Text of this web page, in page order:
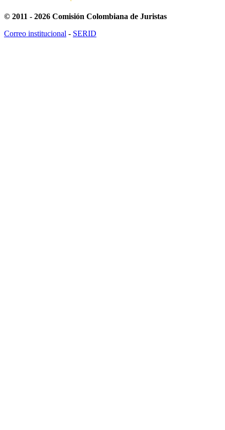
© 2011 - 2026 Comisión Colombiana de Juristas
Correo institucional - SERID